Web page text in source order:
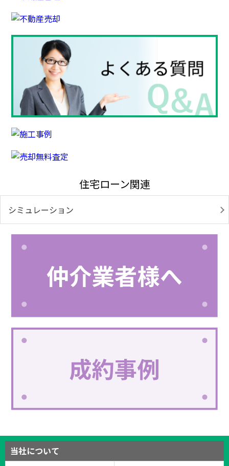
住宅ローン関連
シミュレーション
当社について